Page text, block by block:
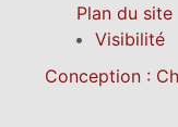
Plan du site
Visibilité
Conception :